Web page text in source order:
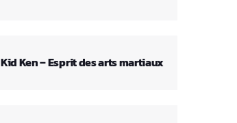
Kid Ken – Esprit des arts martiaux